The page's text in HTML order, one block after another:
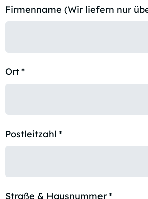
Firmenname (Wir liefern nur
Ort*
Postleitzahl *
Straße & Hausnummer*